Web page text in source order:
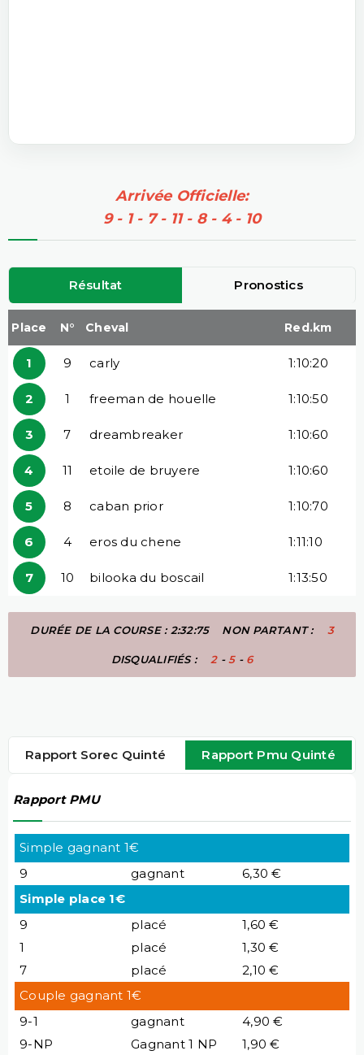
Arrivée Officielle:
9 - 1 - 7 - 11 - 8 - 4 - 10
Résultat Pronostics
Place N° Cheval Red.km
1 9 carly 1:10:20
2 1 freeman de houelle 1:10:50
3 7 dreambreaker 1:10:60
4 11 etoile de bruyere 1:10:60
5 8 caban prior 1:10:70
6 4 eros du chene 1:11:10
7 10 bilooka du boscail 1:13:50
DURÉE DE LA COURSE : 2:32:75 NON PARTANT : 3
DISQUALIFIÉS : 2-5- 6
Rapport Sorec Quinté Rapport Pmu Quinté
Rapport PMU
Simple gagnant 1€
9
gagnant
6,30 €
Simple place 1€
9
placé
1,60 €
1
placé
1,30 €
7
placé
2,10 €
Couple gagnant 1€
9-1
gagnant
4,90 €
9-NP
Gagnant 1 NP 1,90 €